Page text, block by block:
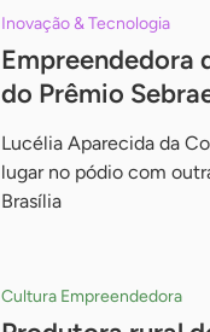
Inovação & Tecnologia
Empreendedora
do Prêmio
Lucélia Aparecida da
lugar no pódio com
Brasília
Cultura Empreendedora